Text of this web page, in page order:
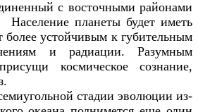
с восточными районами
планеты будет иметь
более устойчивым к губительным
и радиации. Разумным
космическое сознание,
стадии эволюции из-